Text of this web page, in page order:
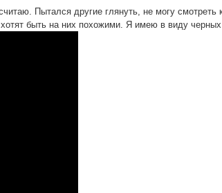
Пытался другие глянуть, не могу смотреть
быть на них похожими. Я имею в виду